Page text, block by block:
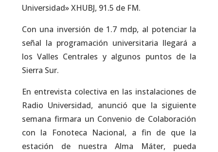
Universidad» XHUBJ, 91.5 de FM.
Con una inversión de 1.7 mdp, al potenciar la
señal la programación universitaria llegará a
los Valles Centrales y algunos puntos de la
Sierra Sur.
En entrevista colectiva en las instalaciones de
Radio Universidad, anunció que la siguiente
semana firmara un Convenio de Colaboración
con la Fonoteca Nacional, a fin de que la
estación de nuestra Alma Máter, pueda